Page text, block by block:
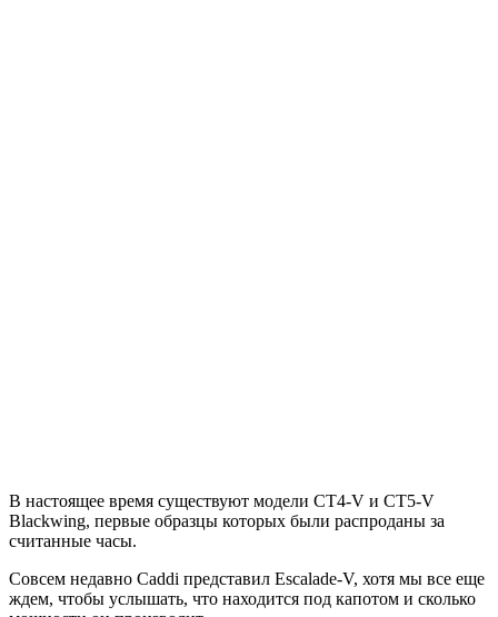
В настоящее время существуют модели CT4-V и CT5-V
Blackwing, первые образцы которых были распроданы за
считанные часы.
Совсем недавно Caddi представил Escalade-V, хотя мы все еще
ждем, чтобы услышать, что находится под капотом и сколько